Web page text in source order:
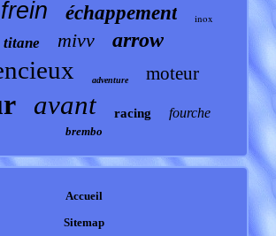
frein échappement inox
titane mivv arrow
adventure moteur
avant racing fourche
brembo
Accueil
Sitemap